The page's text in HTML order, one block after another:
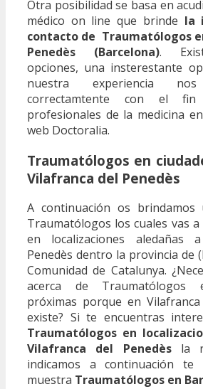
Otra posibilidad se basa en
médico on line que brinde la
contacto de Traumatólogos
Penedès (Barcelona).
opciones, una insterestante
nuestra experiencia
correctamtente con el
profesionales de la medicina
web Doctoralia.
Traumatólogos en
Vilafranca del Penedès
A continuación os brindamos
Traumatólogos los cuales vas
en localizaciones aledañas
Penedès dentro la provincia de
Comunidad de Catalunya.
acerca de Traumatólogos
próximas porque en
existe? Si te encuentras
Traumatólogos en
Vilafranca del Penedèsla
indicamos a continuación
muestra Traumatólogos en